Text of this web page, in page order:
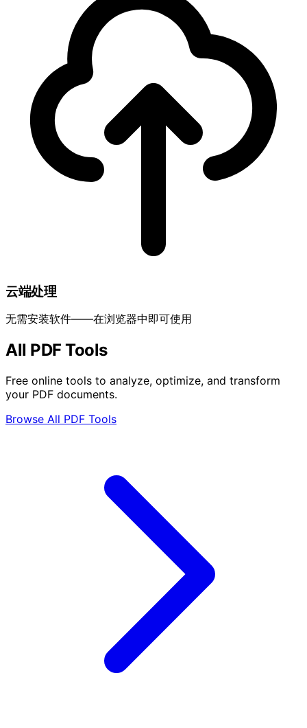
云端处理
无需安装软件——在浏览器中即可使用
All PDF Tools
Free online tools to analyze, optimize, and transform
your PDF documents.
Browse All PDF Tools